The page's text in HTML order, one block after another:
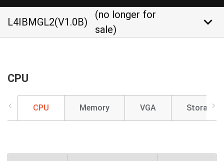
L4IBMGL2(V1.0B)
(no longer for
sale)
keyboard_arrow_down
CPU
CPU Memory VGA Storage